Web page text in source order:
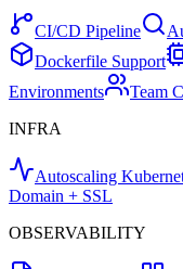
CI/CD Pipeline
Dockerfile Support
Environments
Team
INFRA
Autoscaling
Domain + SSL
OBSERVABILITY